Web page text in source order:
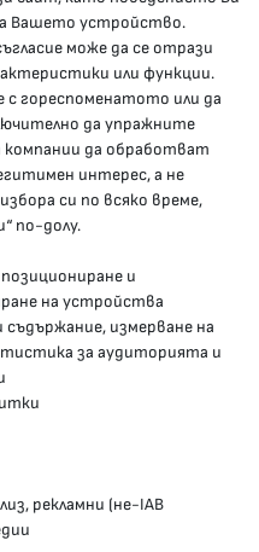
Вашето устройство.
може да се отрази
или функции.
с гореспоменатото или да
да упражните
компании да обработват
интерес, а не
си по всяко време,
по-долу.
и
на устройства
съдържание, измерване на
за аудиторията и
рекламни (не-IAB